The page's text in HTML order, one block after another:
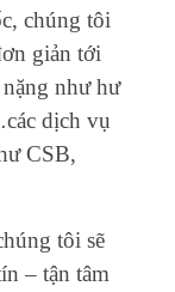
chúng tôi
giản tới
nặng như hư
dịch vụ
CSB,
tôi sẽ
– tận tâm